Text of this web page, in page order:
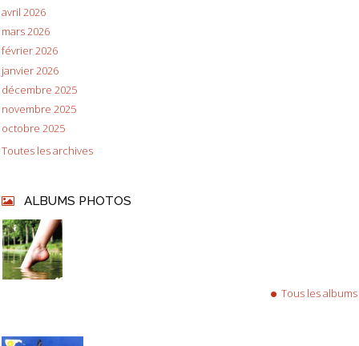
avril 2026
mars 2026
février 2026
janvier 2026
décembre 2025
novembre 2025
octobre 2025
Toutes les archives
ALBUMS PHOTOS
Tous les albums